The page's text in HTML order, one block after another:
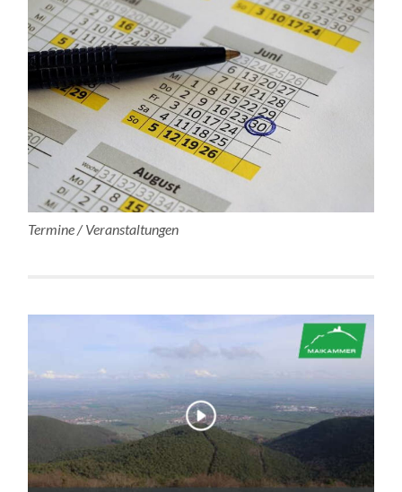
Termine / Veranstaltungen